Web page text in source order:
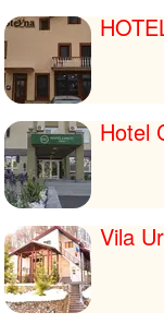
Hotel
Vila